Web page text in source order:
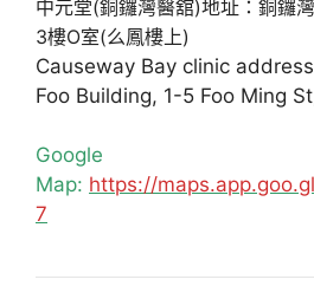
中元堂(銅鑼灣醫舘)地址：銅鑼
3樓O室(么鳳樓上)
Causeway Bay clinic
Foo Building, 1-5 Foo Ming
Google
Map: https://
7